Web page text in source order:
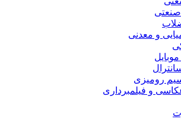
و معدنی
رومیزی
و فیلمبرداری